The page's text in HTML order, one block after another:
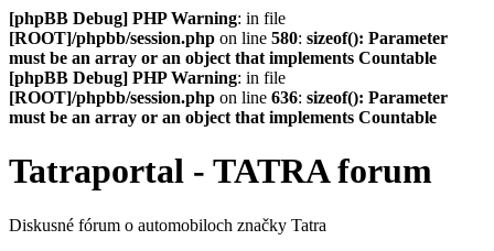
[phpBB Debug] PHP Warning: in file
[ROOT]/phpbb/session.php on line 580: sizeof(): Parameter
must be an array or an object that implements Countable
[phpBB Debug] PHP Warning: in file
[ROOT]/phpbb/session.php on line 636: sizeof(): Parameter
must be an array or an object that implements Countable
Tatraportal - TATRA forum
Diskusné fórum o automobiloch značky Tatra